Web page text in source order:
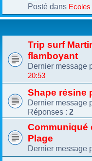
Posté dans
Trip surf
flamboyant
Dernier message
20:53
Shape résine
Dernier message
Réponses : 2
Communiqué
Plage
Dernier message